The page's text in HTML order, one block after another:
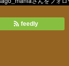
feedly